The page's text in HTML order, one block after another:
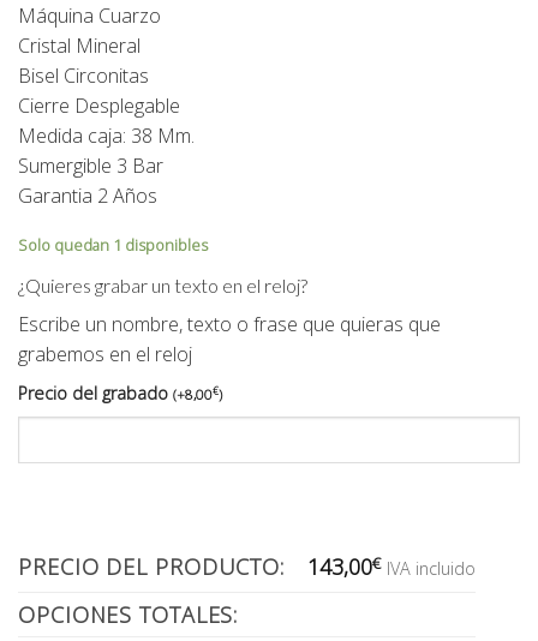
era:
159,00€.
Máquina Cuarzo
Cristal Mineral
Bisel Circonitas
Cierre Desplegable
Medida caja: 38 Mm.
Sumergible 3 Bar
Garantia 2 Años
Solo quedan 1 disponibles
¿Quieres grabar un texto en el reloj?
Escribe un nombre, texto o frase que quieras que
grabemos en el reloj
Precio del grabado (+8,00€)
PRECIO DEL PRODUCTO: 143,00€ IVA incluido
OPCIONES TOTALES: